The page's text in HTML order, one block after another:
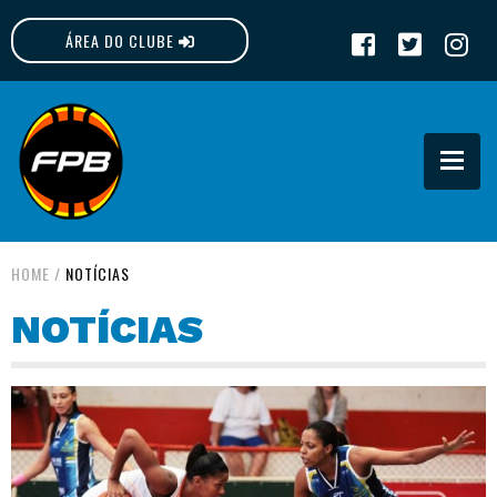
ÁREA DO CLUBE
FPB
HOME / NOTÍCIAS
NOTÍCIAS